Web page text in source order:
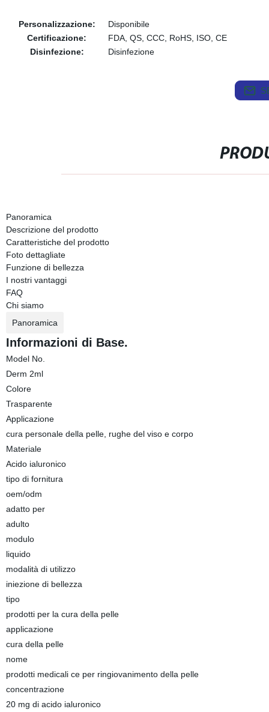
Personalizzazione:
Disponibile
Certificazione:
FDA, QS, CCC, RoHS, ISO, CE
Disinfezione:
Disinfezione
Panoramica
Descrizione del prodotto
Caratteristiche del prodotto
Foto dettagliate
Funzione di bellezza
I nostri vantaggi
FAQ
Chi siamo
Panoramica
Informazioni di Base.
Model No.
Derm 2ml
Colore
Trasparente
Applicazione
cura personale della pelle, rughe del viso e corpo
Materiale
Acido ialuronico
tipo di fornitura
oem/odm
adatto per
adulto
modulo
liquido
modalità di utilizzo
iniezione di bellezza
tipo
prodotti per la cura della pelle
applicazione
cura della pelle
nome
prodotti medicali ce per ringiovanimento della pelle
concentrazione
20 mg di acido ialuronico